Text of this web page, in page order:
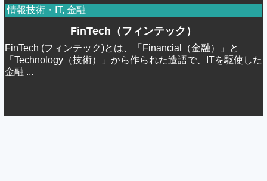
情報技術・IT, 金融
FinTech（フィンテック）
FinTech (フィンテック)とは、「Financial（金融）」と
「Technology（技術）」から作られた造語で、ITを駆使した
金融 ...